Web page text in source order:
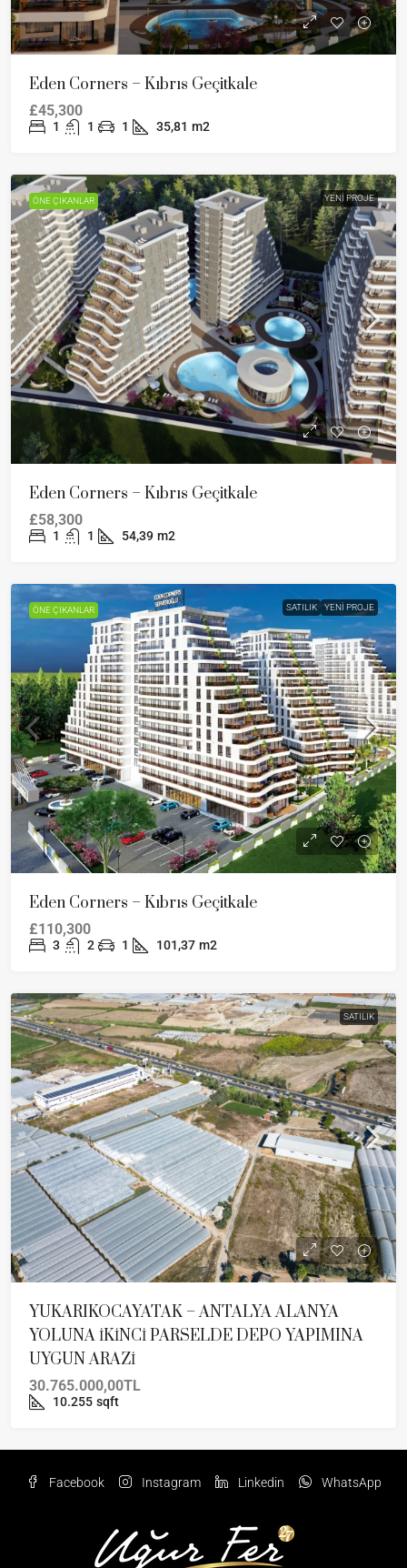
Eden Corners – Kıbrıs Geçitkale
£45,300
1 1 1 35,81 m2
ÖNE ÇIKANLAR YENI PROJE
Eden Corners – Kıbrıs Geçitkale
£58,300
1 1 54,39 m2
ÖNE ÇIKANLAR SATILIK YENI PROJE
Eden Corners – Kıbrıs Geçitkale
£110,300
3 2 1 101,37 m2
SATILIK
YUKARIKOCAYATAK – ANTALYA ALANYA
YOLUNA İKİNCİ PARSELDE DEPO YAPIMINA
UYGUN ARAZİ
30.765.000,00TL
10.255 sqft
Facebook Instagram Linkedin WhatsApp